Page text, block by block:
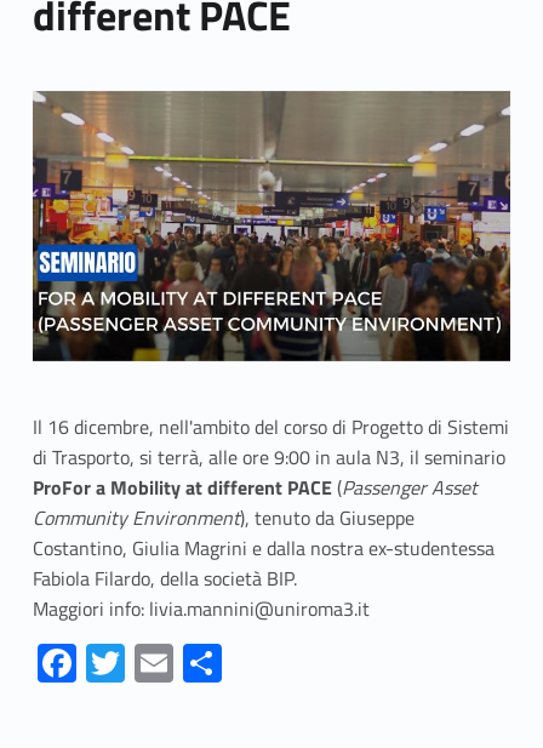
different PACE
Link identifier archive #link-archive-thumb-soap-77687
Il 16 dicembre, nell'ambito del corso di Progetto di Sistemi
di Trasporto, si terrà, alle ore 9:00 in aula N3, il seminario
ProFor a Mobility at different PACE(Passenger Asset
Community Environment), tenuto da Giuseppe
Costantino, Giulia Magrini e dalla nostra ex-studentessa
Fabiola Filardo, della società BIP.
Maggiori info: livia.mannini@uniroma3.it
Fa
ce
T
w
E
m
S
h